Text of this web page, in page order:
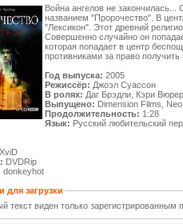
Война ангелов не
названием "Пророчество". В
"Лексикон". Этот древний
Совершенно случайно он
которая попадает в центр
противниками за право получить
Год выпуска: 2005
Режиссёр: Джоэл Суассон
В ролях: Даг Брэдли, Кэри
Выпущено: Dimension Films,
Продолжительность: 1:28
Язык: Русский любительский
XviD
DVDRip
donkeyhot
для загрузки
текст виден только зарегистрированным